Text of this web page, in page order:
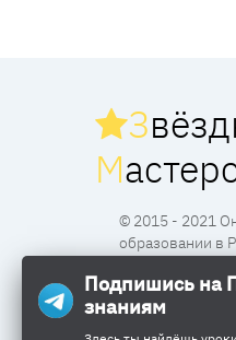
З
М
© 2015 - 2021
образовании в
Все права
разрешена с
Подпишись на
знаниям